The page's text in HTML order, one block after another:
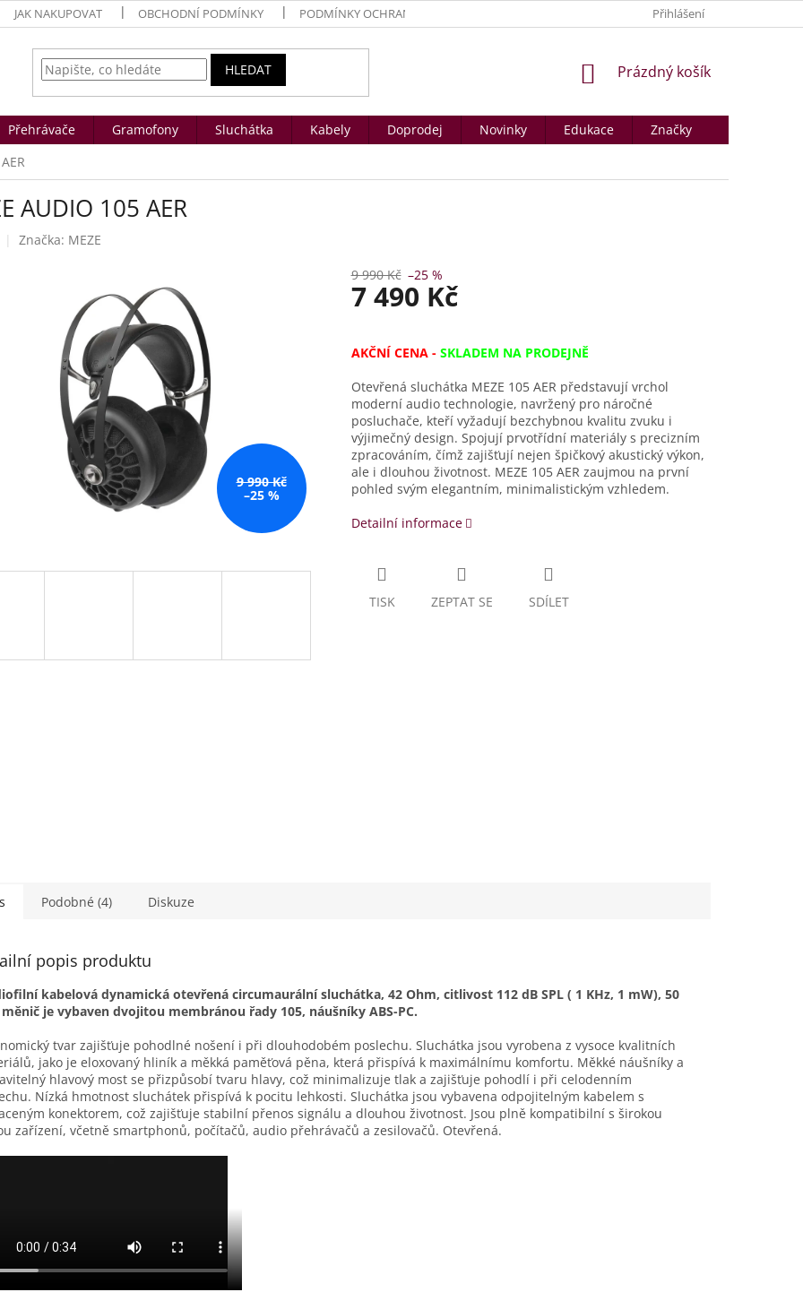
JAK NAKUPOVAT OBCHODNÍ PODMÍNKY PODMÍNKY OCHRANY OSOBNÍCH ÚDAJŮ PRODÁVANÉ ZNAČKY KONTAKTY A
Přihlášení
HLEDAT
NÁKUPNÍ
Prázdný košík
Přehrávače Gramofony Sluchátka Kabely Doprodej Novinky Edukace
Značky
AUDIO 105 AER
Značka: MEZE
9 990 Kč
–25 %
9 990 Kč –25 %
7 490 Kč
cena:
AKČNÍ CENA - SKLADEM NA PRODEJNĚ
Otevřená sluchátka MEZE 105 AER představují vrchol
moderní audio technologie, navržený pro náročné
posluchače, kteří vyžadují bezchybnou kvalitu zvuku i
výjimečný design. Spojují prvotřídní materiály s precizním
zpracováním, čímž zajišťují nejen špičkový akustický výkon,
ale i dlouhou životnost. MEZE 105 AER zaujmou na první
pohled svým elegantním, minimalistickým vzhledem.
Detailní informace
TISK ZEPTAT SE SDÍLET
Podobné (4) Diskuze
popis produktu
kabelová dynamická otevřená circumaurální sluchátka, 42 Ohm, citlivost 112 dB SPL ( 1 KHz, 1 mW), 50
je vybaven dvojitou membránou řady 105, náušníky ABS-PC.
tvar zajišťuje pohodlné nošení i při dlouhodobém poslechu. Sluchátka jsou vyrobena z vysoce kvalitních
jako je eloxovaný hliník a měkká paměťová pěna, která přispívá k maximálnímu komfortu. Měkké náušníky a
hlavový most se přizpůsobí tvaru hlavy, což minimalizuje tlak a zajišťuje pohodlí i při celodenním
Nízká hmotnost sluchátek přispívá k pocitu lehkosti. Sluchátka jsou vybavena odpojitelným kabelem s
konektorem, což zajišťuje stabilní přenos signálu a dlouhou životnost. Jsou plně kompatibilní s širokou
zařízení, včetně smartphonů, počítačů, audio přehrávačů a zesilovačů. Otevřená.